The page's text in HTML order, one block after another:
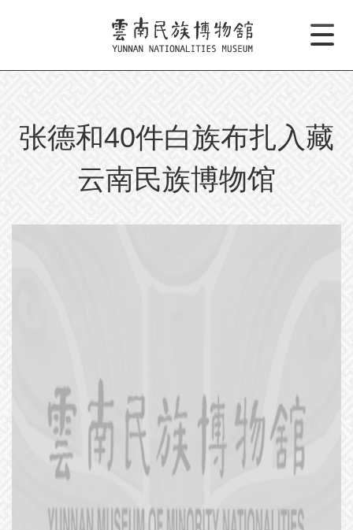
张德和40件白族布扎入藏
云南民族博物馆